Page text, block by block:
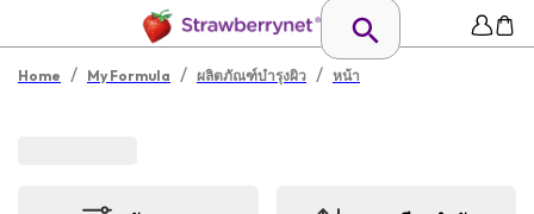
Home / My Formula / ผลิตภัณฑ์บำรุงผิว / หน้า